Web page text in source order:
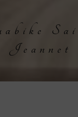
Jeannet